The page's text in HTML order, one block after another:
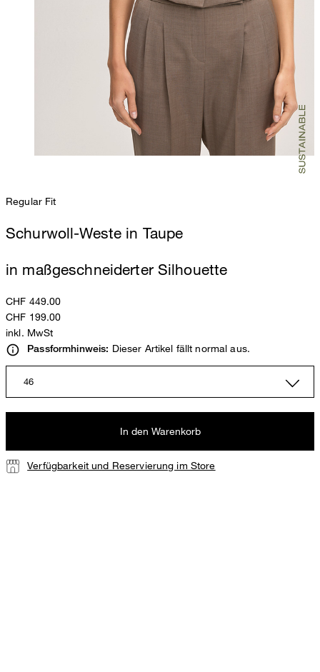
Regular Fit
Schurwoll-Weste in Taupe
in maßgeschneiderter Silhouette
CHF 449.00
CHF 199.00
inkl. MwSt
Passformhinweis: Dieser Artikel fällt normal aus.
46
In den Warenkorb
Verfügbarkeit und Reservierung im Store